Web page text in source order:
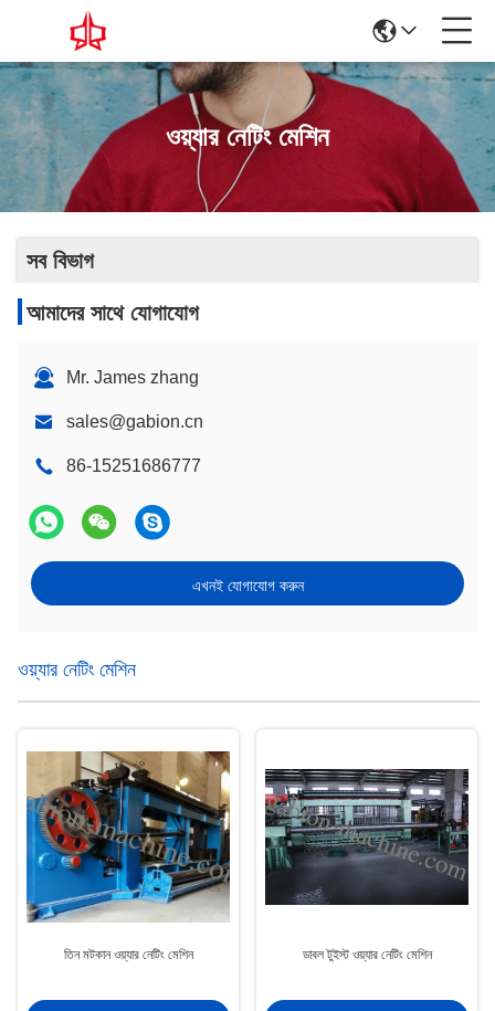
ওয়্যার নেটিং মেশিন
সব বিভাগ
আমাদের সাথে যোগাযোগ
Mr. James zhang
sales@gabion.cn
86-15251686777
এখনই যোগাযোগ করুন
ওয়্যার নেটিং মেশিন
তিন মটকান ওয়্যার নেটিং মেশিন ডাবল টুইস্ট ওয়্যার নেটিং মেশিন